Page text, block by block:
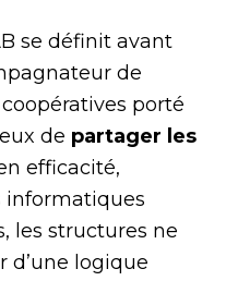
se définit avant
de
porté
de partager les
efficacité,
informatiques
les structures ne
d’une logique